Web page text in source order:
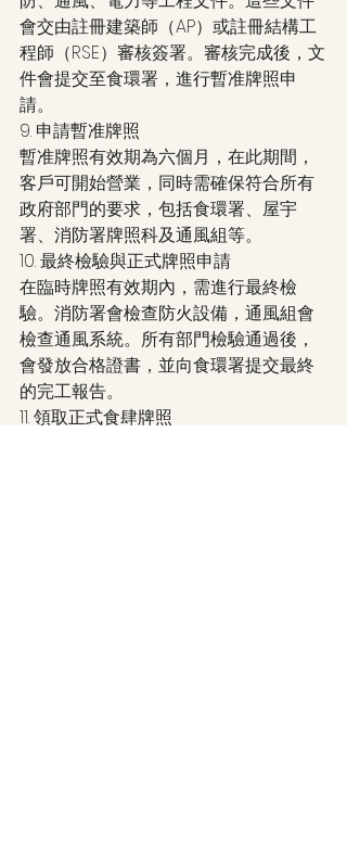
會交由註冊建築師（AP）或註冊結構工
程師（RSE）審核簽署。審核完成後，文
件會提交至食環署，進行暫准牌照申
請。
9. 申請暫准牌照
暫准牌照有效期為六個月，在此期間，
客戶可開始營業，同時需確保符合所有
政府部門的要求，包括食環署、屋宇
署、消防署牌照科及通風組等。
10. 最終檢驗與正式牌照申請
在臨時牌照有效期內，需進行最終檢
驗。消防署會檢查防火設備，通風組會
檢查通風系統。所有部門檢驗通過後，
會發放合格證書，並向食環署提交最終
的完工報告。
11. 領取正式食肆牌照